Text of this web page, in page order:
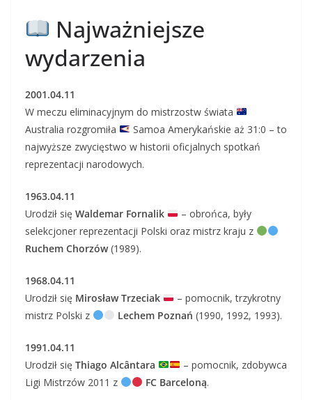
Najważniejsze
wydarzenia
2001.04.11
W meczu eliminacyjnym do mistrzostw świata
Australia rozgromiła
Samoa Amerykańskie aż 31:0 – to
najwyższe zwycięstwo w historii oficjalnych spotkań
reprezentacji narodowych.
1963.04.11
Urodził się Waldemar Fornalik
– obrońca, były
selekcjoner reprezentacji Polski oraz mistrz kraju z
Ruchem Chorzów(1989).
1968.04.11
Urodził się Mirosław Trzeciak
– pomocnik, trzykrotny
mistrz Polski z
Lechem Poznań (1990, 1992, 1993).
1991.04.11
Urodził się Thiago Alcântara
– pomocnik, zdobywca
Ligi Mistrzów 2011 z
FC Barceloną.